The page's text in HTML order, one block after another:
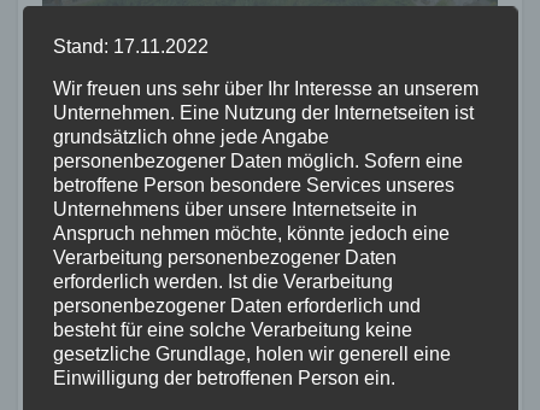
entstanden
FEUERWEHR NEUWIED RETTUNGSDIENST
Zwei Jahre Ersthelfer-
System: Rund 50 Einsätze in
der VG Asbach
2. AUG. 2026
ALTENKIRCHEN FEUERWEHR POLIZEI
Stand: 17.11.2022
Wir freuen uns sehr über Ihr Interesse an unserem
Unternehmen. Eine Nutzung der Internetseiten ist
grundsätzlich ohne jede Angabe
personenbezogener Daten möglich. Sofern eine
betroffene Person besondere Services unseres
Unternehmens über unsere Internetseite in
Anspruch nehmen möchte, könnte jedoch eine
Verarbeitung personenbezogener Daten
erforderlich werden. Ist die Verarbeitung
personenbezogener Daten erforderlich und
besteht für eine solche Verarbeitung keine
gesetzliche Grundlage, holen wir generell eine
Einwilligung der betroffenen Person ein.